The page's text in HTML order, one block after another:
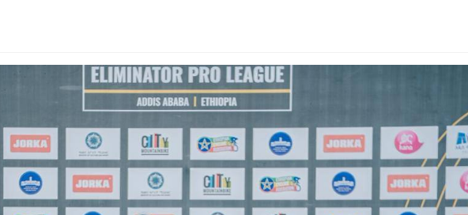
Balaay
Zinnaash Taayyaachoo dabalee
qondaaltootni hojii Mootummaa misooma
magaalaa Baahardaar daawwatan
August 6, 2026